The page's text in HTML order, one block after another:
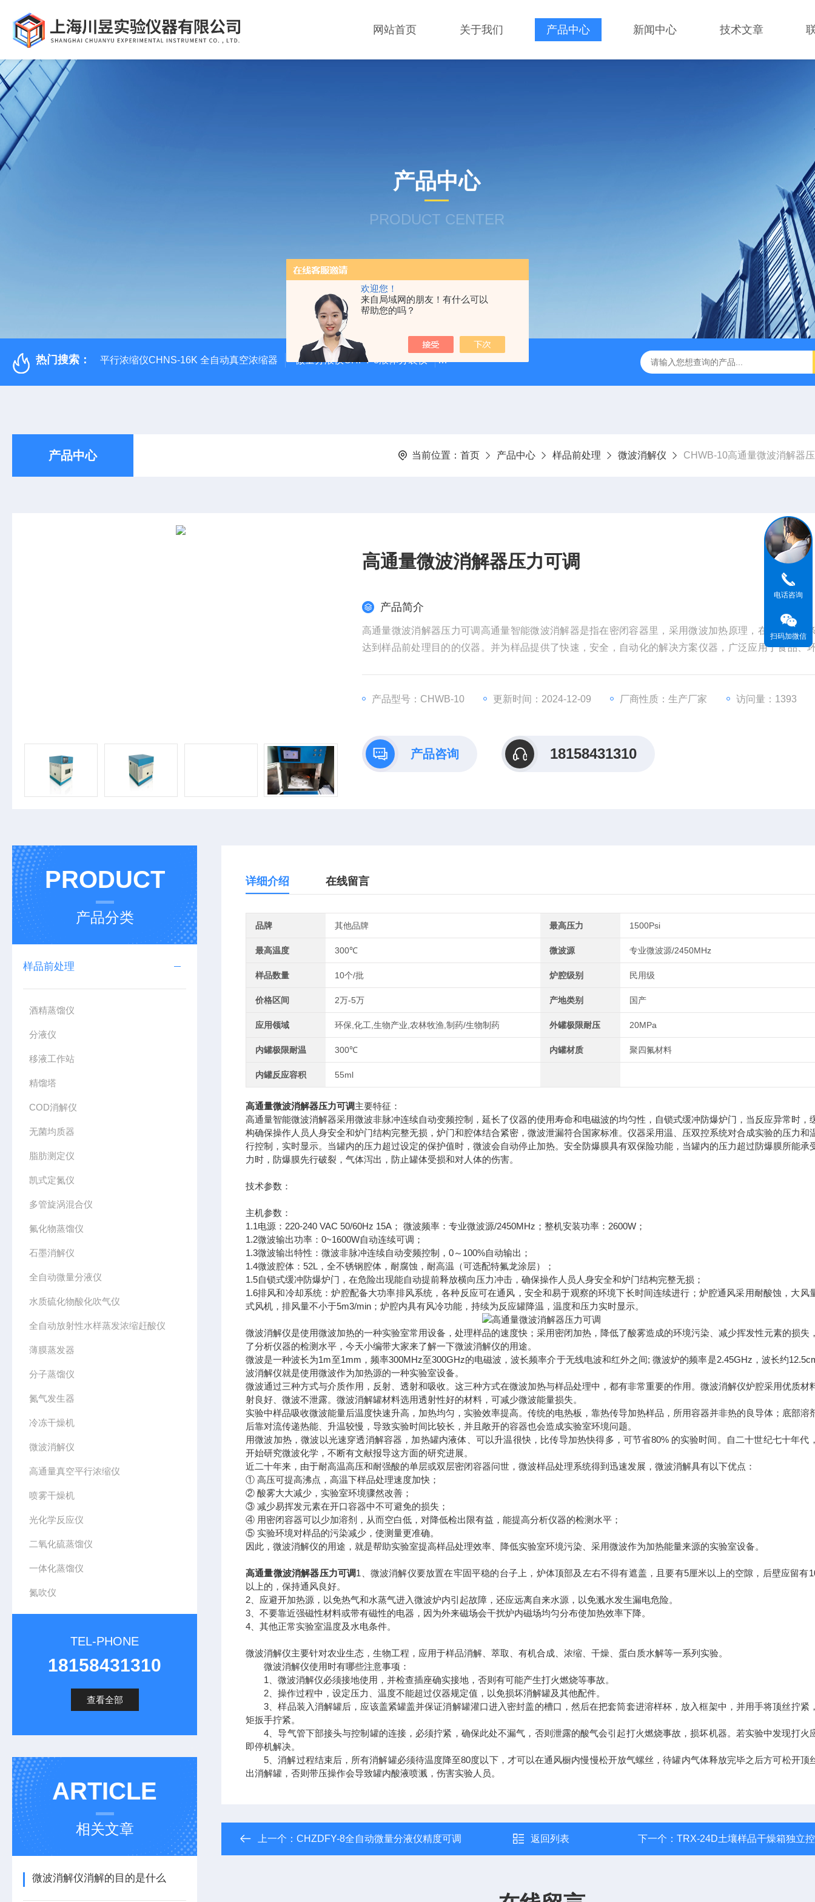
欢迎您！
来自局域网的朋友！有什么可以
帮助您的吗？
网站首页 关于我们 产品中心 新闻中心 技术文章
产品中心
PRODUCT CENTER
热门搜索： 平行浓缩仪CHNS-16K 全自动真空浓缩器 微量分液仪CHFY-8液体分装仪 全自动放射性水样蒸发浓缩赶酸仪ZDGS-8 厌氧手套箱YQX-I半自动厌氧培养箱
产品中心 当前位置： 首页 产品中心 样品前处理 微波消解仪 CHWB-10高通量微波消解器
高通量微波消解器压力可调
产品简介
高通量微波消解器压力可调高通量智能微波消解器是指在密闭容器里，采用微波加热原理，在高温高压
达到样品前处理目的的仪器。并为样品提供了快速，安全，自动化的解决方案仪器，广泛应用于食品、
产品型号：CHWB-10 更新时间：2024-12-09 厂商性质：生产厂家 访问量：1393
产品咨询 18158431310
PRODUCT
产品分类
样品前处理
酒精蒸馏仪
分液仪
移液工作站
精馏塔
COD消解仪
无菌均质器
脂肪测定仪
凯式定氮仪
多管旋涡混合仪
氟化物蒸馏仪
石墨消解仪
全自动微量分液仪
水质硫化物酸化吹气仪
全自动放射性水样蒸发浓缩赶酸仪
薄膜蒸发器
分子蒸馏仪
氮气发生器
冷冻干燥机
微波消解仪
高通量真空平行浓缩仪
喷雾干燥机
光化学反应仪
二氧化硫蒸馏仪
一体化蒸馏仪
氮吹仪
TEL-PHONE
18158431310
查看全部
ARTICLE
相关文章
微波消解仪消解的目的是什么
详细介绍 在线留言
品牌 其他品牌 最高压力 1500Psi
最高温度 300℃ 微波源 专业微波源/2450MHz
样品数量 10个/批 炉腔级别 民用级
价格区间 2万-5万 产地类别 国产
应用领域 环保,化工,生物产业,农林牧渔,制药/生物制药 外罐极限耐压 20MPa
内罐极限耐温 300℃ 内罐材质 聚四氟材料
内罐反应容积 55ml
高通量微波消解器压力可调主要特征：
高通量智能微波消解器采用微波非脉冲连续自动变频控制，延长了仪器的使用寿命和电磁波的均匀性，自锁式缓冲防爆炉门，当反应异常时，
构确保操作人员人身安全和炉门结构完整无损，炉门和腔体结合紧密，微波泄漏符合国家标准。仪器采用温、压双控系统对合成实验的压力和
行控制，实时显示。当罐内的压力超过设定的保护值时，微波会自动停止加热。安全防爆膜具有双保险功能，当罐内的压力超过防爆膜所能承
力时，防爆膜先行破裂，气体泻出，防止罐体受损和对人体的伤害。
技术参数：
主机参数：
1.1电源：220-240 VAC 50/60Hz 15A； 微波频率：专业微波源/2450MHz；整机安装功率：2600W；
1.2微波输出功率：0~1600W自动连续可调；
1.3微波输出特性：微波非脉冲连续自动变频控制，0～100%自动输出；
1.4微波腔体：52L，全不锈钢腔体，耐腐蚀，耐高温（可选配特氟龙涂层）；
1.5自锁式缓冲防爆炉门，在危险出现能自动提前释放横向压力冲击，确保操作人员人身安全和炉门结构完整无损；
1.6排风和冷却系统：炉腔配备大功率排风系统，各种反应可在通风，安全和易于观察的环境下长时间连续进行；炉腔通风采用耐酸蚀，大风
式风机，排风量不小于5m3/min；炉腔内具有风冷功能，持续为反应罐降温，温度和压力实时显示。
微波消解仪是使用微波加热的一种实验室常用设备，处理样品的速度快；采用密闭加热，降低了酸雾造成的环境污染、减少挥发性元素的损失
了分析仪器的检测水平，今天小编带大家来了解一下微波消解仪的用途。
微波是一种波长为1m至1mm，频率300MHz至300GHz的电磁波，波长频率介于无线电波和红外之间; 微波炉的频率是2.45GHz，波长约
波消解仪就是使用微波作为加热源的一种实验室设备。
微波通过三种方式与介质作用，反射、透射和吸收。这三种方式在微波加热与样品处理中，都有非常重要的作用。微波消解仪炉腔采用优质材
射良好、微波不泄露。微波消解罐材料选用透射性好的材料，可减少微波能量损失。
实验中样品吸收微波能量后温度快速升高，加热均匀，实验效率提高。传统的电热板，靠热传导加热样品，所用容器并非热的良导体；底部溶
后靠对流传递热能、升温较慢，导致实验时间比较长，并且敞开的容器也会造成实验室环境问题。
用微波加热，微波以光速穿透消解容器，加热罐内液体、可以升温很快，比传导加热快得多，可节省80% 的实验时间。自二十世纪七十年代
开始研究微波化学，不断有文献报导这方面的研究进展。
近二十年来，由于耐高温高压和耐强酸的单层或双层密闭容器问世，微波样品处理系统得到迅速发展，微波消解具有以下优点：
① 高压可提高沸点，高温下样品处理速度加快；
② 酸雾大大减少，实验室环境骤然改善；
③ 减少易挥发元素在开口容器中不可避免的损失；
④ 用密闭容器可以少加溶剂，从而空白低，对降低检出限有益，能提高分析仪器的检测水平；
⑤ 实验环境对样品的污染减少，使测量更准确。
因此，微波消解仪的用途，就是帮助实验室提高样品处理效率、降低实验室环境污染、采用微波作为加热能量来源的实验室设备。
高通量微波消解器压力可调1、微波消解仪要放置在牢固平稳的台子上，炉体顶部及左右不得有遮盖，且要有5厘米以上的空隙，后壁应留有
以上的，保持通风良好。
2、应避开加热源，以免热气和水蒸气进入微波炉内引起故障，还应远离自来水源，以免溅水发生漏电危险。
3、不要靠近强磁性材料或带有磁性的电器，因为外来磁场会干扰炉内磁场均匀分布使加热效率下降。
4、其他正常实验室温度及水电条件。
微波消解仪主要针对农业生态，生物工程，应用于样品消解、萃取、有机合成、浓缩、干燥、蛋白质水解等一系列实验。
微波消解仪使用时有哪些注意事项：
1、微波消解仪必须接地使用，并检查插座确实接地，否则有可能产生打火燃烧等事故。
2、操作过程中，设定压力、温度不能超过仪器规定值，以免损坏消解罐及其他配件。
3、样品装入消解罐后，应该盖紧罐盖并保证消解罐灌口进入密封盖的槽口，然后在把套筒套进溶样杯，放入框架中，并用手将顶丝拧紧
矩扳手拧紧。
4、导气管下部接头与控制罐的连接，必须拧紧，确保此处不漏气，否则泄露的酸气会引起打火燃烧事故，损坏机器。若实验中发现打火
即停机解决。
5、消解过程结束后，所有消解罐必须待温度降至80度以下，才可以在通风橱内慢慢松开放气螺丝，待罐内气体释放完毕之后方可松开顶
出消解罐，否则带压操作会导致罐内酸液喷溅，伤害实验人员。
上一个： CHZDFY-8全自动微量分液仪精度可调 返回列表 下一个： TRX-24D土壤样品干燥箱独立
电话咨询
扫码加微信